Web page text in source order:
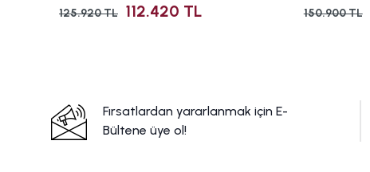
125.920 TL 112.420 TL 150.900 TL
Fırsatlardan yararlanmak için E-
Bültene üye ol!